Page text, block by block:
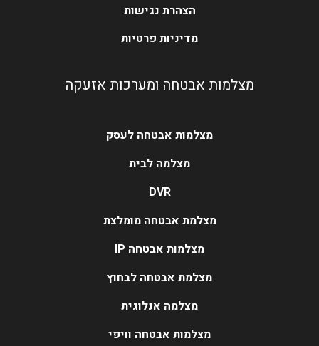
הצהרת נגישות
מדיניות פרטיות
מצלמות אבטחה ומערכות אזעקה
מצלמות אבטחה לעסק
מצלמה לבית
DVR
מצלמת אבטחה מומלצת
מצלמות אבטחה IP
מצלמת אבטחה לבחוץ
מצלמה אנלוגית
מצלמות אבטחה וויפי